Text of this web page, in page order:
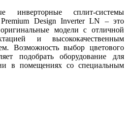
инверторные сплит-системы
Design Inverter LN – это
модели с отличной
и высококачественным
Возможность выбор цветового
подобрать оборудование для
в помещениях со специальным